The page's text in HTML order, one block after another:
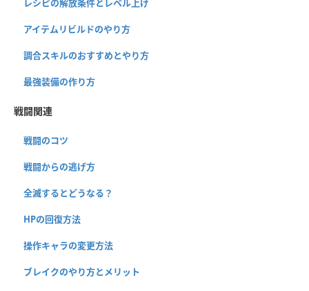
レシピの解放条件とレベル上げ
アイテムリビルドのやり方
調合スキルのおすすめとやり方
最強装備の作り方
戦闘関連
戦闘のコツ
戦闘からの逃げ方
全滅するとどうなる？
HPの回復方法
操作キャラの変更方法
ブレイクのやり方とメリット